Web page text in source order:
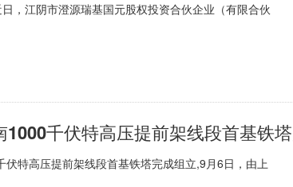
，江阴市澄源瑞基国元股权投资合伙企业（有限合伙
伏特高压提前架线段首基铁塔完成组立,9月6日，由上